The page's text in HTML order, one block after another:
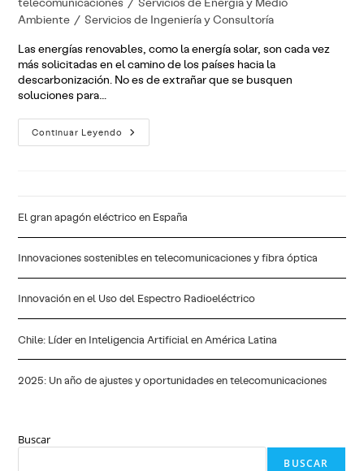
Ambiente / Servicios de Ingeniería y Consultoría
Las energías renovables, como la energía solar, son cada vez
más solicitadas en el camino de los países hacia la
descarbonización. No es de extrañar que se busquen
soluciones para…
Continuar Leyendo El
Futuro
Espaciales
El gran apagón eléctrico en España
Innovaciones sostenibles en telecomunicaciones y fibra óptica
Innovación en el Uso del Espectro Radioeléctrico
Chile: Líder en Inteligencia Artificial en América Latina
2025: Un año de ajustes y oportunidades en telecomunicaciones
Buscar
BUSCAR